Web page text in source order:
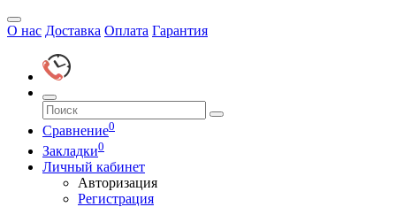
О нас Доставка Оплата Гарантия
Сравнение0
Закладки0
Личный кабинет
Авторизация
Регистрация